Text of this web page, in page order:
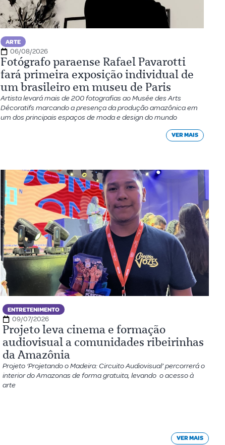
ARTE
06/08/2026
Fotógrafo paraense Rafael Pavarotti
fará primeira exposição individual de
um brasileiro em museu de Paris
Artista levará mais de 200 fotografias ao Musée des Arts
Décoratifs marcando a presença da produção amazônica em
um dos principais espaços de moda e design do mundo
VER MAIS
ENTRETENIMENTO
09/07/2026
Projeto leva cinema e formação
audiovisual a comunidades ribeirinhas
da Amazônia
Projeto ‘Projetando o Madeira: Circuito Audiovisual’ percorrerá o
interior do Amazonas de forma gratuita, levando o acesso à
arte
VER MAIS